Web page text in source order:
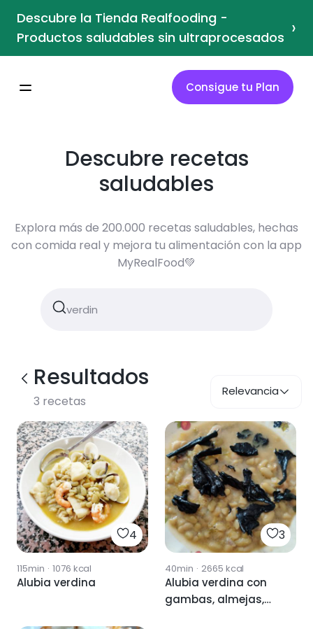
Descubre la Tienda Realfooding -
Productos saludables sin ultraprocesados ›
Consigue tu Plan
Descubre recetas
saludables
Explora más de 200.000 recetas saludables, hechas
con comida real y mejora tu alimentación con la app
MyRealFood💚
Resultados
3 recetas
Relevancia
4
115min · 1076 kcal
Alubia verdina
3
40min · 2665 kcal
Alubia verdina con
gambas, almejas,